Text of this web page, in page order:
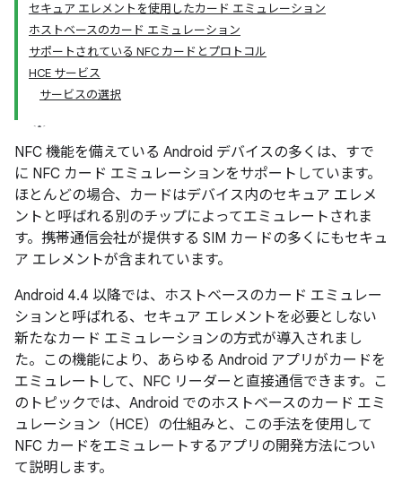
セキュア エレメントを使用したカード エミュレーション
ホストベースのカード エミュレーション
サポートされている NFC カードとプロトコル
HCE サービス
サービスの選択
NFC 機能を備えている Android デバイスの多くは、すで
に NFC カード エミュレーションをサポートしています。
ほとんどの場合、カードはデバイス内のセキュア エレメ
ントと呼ばれる別のチップによってエミュレートされま
す。 携帯通信会社が提供する SIM カードの多くにもセキュ
ア エレメントが含まれています。
Android 4.4 以降では、ホストベースのカード エミュレー
ションと呼ばれる、セキュア エレメントを必要としない
新たなカード エミュレーションの方式が導入されまし
た。
この機能により、あらゆる Android アプリがカードを
エミュレートして、NFC リーダーと直接通信できます。こ
のトピックでは、Android でのホストベースのカード エミ
ュレーション（HCE）の仕組みと、この手法を使用して
NFC カードをエミュレートするアプリの開発方法につい
て説明します。